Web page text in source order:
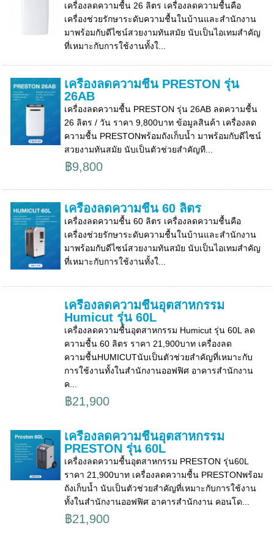
เครื่องลดความชื้น 26 ลิตร เครื่องลดความชื้นคือ
เครื่องช่วยรักษาระดับความชื้นในบ้านและสำนักงาน
มาพร้อมกับดีไซน์สวยงามทันสมัย นับเป็นไอเทมสำคัญ
ที่เหมาะกับการใช้งานทั้งใ...
เครื่องลดความชื้น PRESTON รุ่น
26AB
เครื่องลดความชื้น PRESTON รุ่น 26AB ลดความชื้น
26 ลิตร / วัน ราคา 9,800บาท ข้อมูลสินค้า เครื่องลด
ความชื้น PRESTONพร้อมถังเก็บน้ำ มาพร้อมกับดีไซน์
สวยงามทันสมัย นับเป็นตัวช่วยสำคัญที...
฿9,800
เครื่องลดความชื้น 60 ลิตร
เครื่องลดความชื้น 60 ลิตร เครื่องลดความชื้นคือ
เครื่องช่วยรักษาระดับความชื้นในบ้านและสำนักงาน
มาพร้อมกับดีไซน์สวยงามทันสมัย นับเป็นไอเทมสำคัญ
ที่เหมาะกับการใช้งานทั้งใ...
เครื่องลดความชื้นอุตสาหกรรม
Humicut รุ่น 60L
เครื่องลดความชื้นอุตสาหกรรม Humicut รุ่น 60L ลด
ความชื้น 60 ลิตร ราคา 21,900บาท เครื่องลด
ความชื้นHUMICUTนับเป็นตัวช่วยสำคัญที่เหมาะกับ
การใช้งานทั้งในสำนักงานออฟฟิศ อาคารสำนักงาน
ค...
฿21,900
เครื่องลดความชื้นอุตสาหกรรม
PRESTON รุ่น 60L
เครื่องลดความชื้นอุตสาหกรรม PRESTON รุ่น60L
ราคา 21,900บาท เครื่องลดความชื้น PRESTONพร้อม
ถังเก็บน้ำ นับเป็นตัวช่วยสำคัญที่เหมาะกับการใช้งาน
ทั้งในสำนักงานออฟฟิศ อาคารสำนักงาน คอนโด...
฿21,900